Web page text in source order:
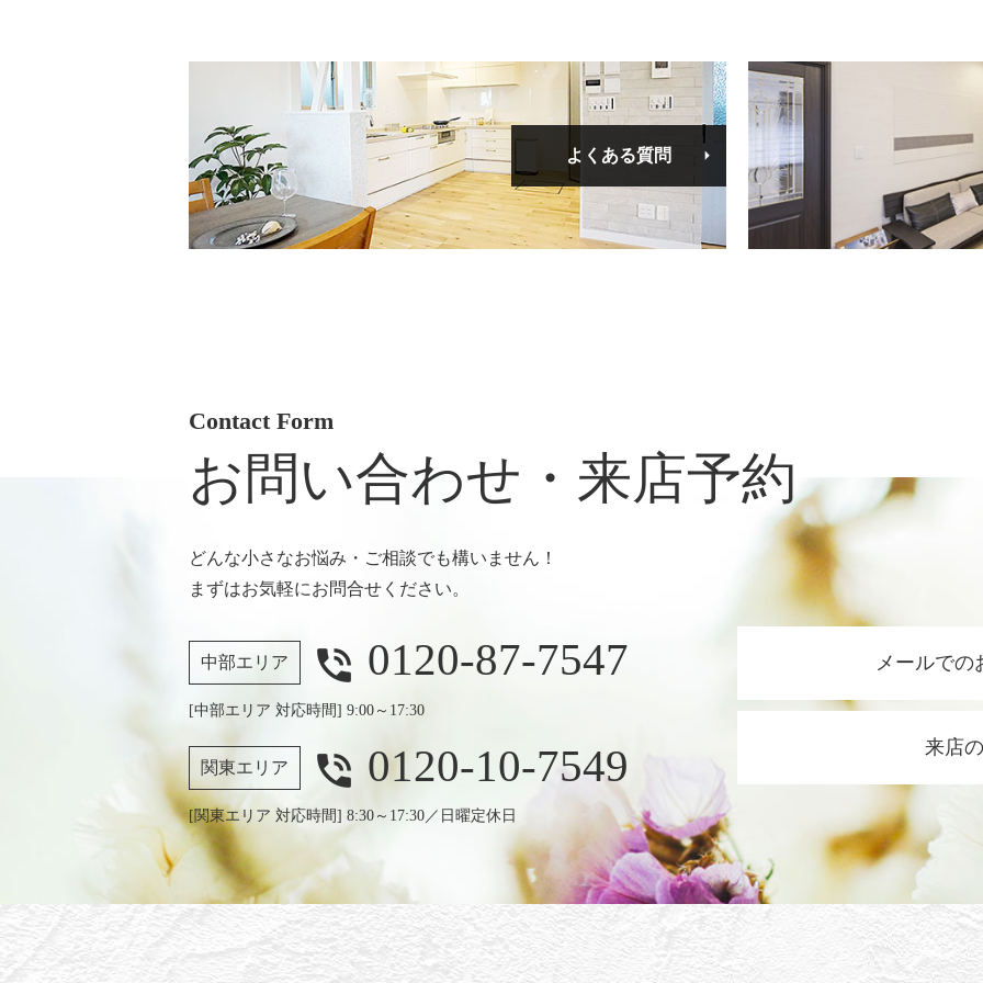
よくある質問
Contact Form
お問い合わせ・来店予約
どんな小さなお悩み・ご相談でも構いません！
まずはお気軽にお問合せください。
中部エリア phone_in_talk 0120-87-7547
[中部エリア 対応時間] 9:00～17:30
関東エリア phone_in_talk 0120-10-7549
[関東エリア 対応時間] 8:30～17:30／日曜定休日
メールでの
来店